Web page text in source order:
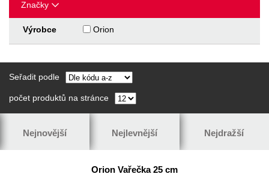
Značky
Výrobce Orion
Seřadit podle
počet produktů na stránce
Nejnovější Nejlevnější Nejdražší
Orion Vařečka 25 cm